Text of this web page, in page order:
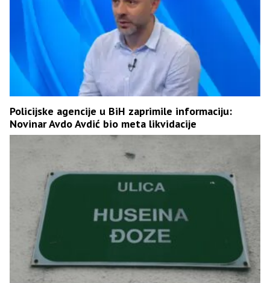
Policijske agencije u BiH zaprimile informaciju:
Novinar Avdo Avdić bio meta likvidacije